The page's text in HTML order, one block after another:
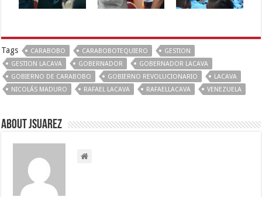
Tags CARABOBO CARABOBOTEQUIERO
GESTION
GESTION LACAVA
GOBERNADOR
GOBERNADOR LACAVA
GOBIERNO DE CARABOBO
GOBIERNO REVOLUCIONARIO
LACAVA
NICOLÁS MADURO
RAFAEL LACAVA RAFAELLACAVA VENEZUELA
About Jsuarez